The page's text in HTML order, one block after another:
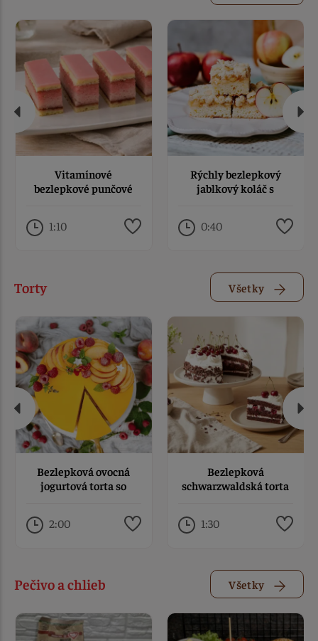
Vitamínové
bezlepkové punčové
1:10
Rýchly bezlepkový
jablkový koláč s
0:40
Torty Všetky
Bezlepková ovocná
jogurtová torta so
2:00
Bezlepková
schwarzwaldská torta
1:30
Pečivo a chlieb Všetky